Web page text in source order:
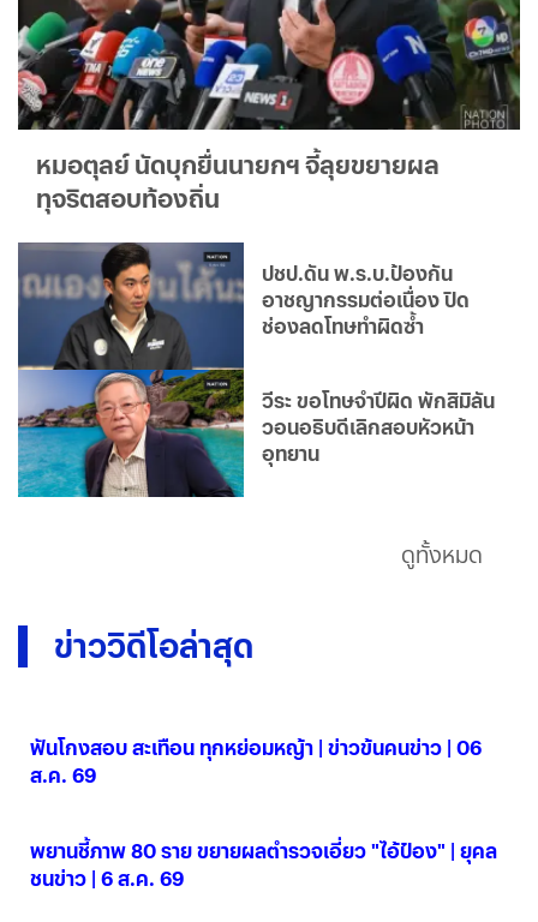
หมอตุลย์ นัดบุกยื่นนายกฯ จี้ลุยขยายผล
ทุจริตสอบท้องถิ่น
ปชป.ดัน พ.ร.บ.ป้องกัน
อาชญากรรมต่อเนื่อง ปิด
ช่องลดโทษทำผิดซ้ำ
วีระ ขอโทษจำปีผิด พักสิมิลัน
วอนอธิบดีเลิกสอบหัวหน้า
อุทยาน
ดูทั้งหมด
ข่าววิดีโอล่าสุด
ฟันโกงสอบ สะเทือน ทุกหย่อมหญ้า | ข่าวข้นคนข่าว | 06
ส.ค. 69
พยานชี้ภาพ 80 ราย ขยายผลตำรวจเอี่ยว "ไอ้ป๋อง" | ยุคล
ชนข่าว | 6 ส.ค. 69